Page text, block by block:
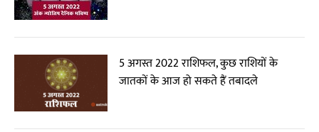
5 अगस्त 2022 राशिफल, कुछ राशियों के
जातकों के आज हो सकते हैं तबादले